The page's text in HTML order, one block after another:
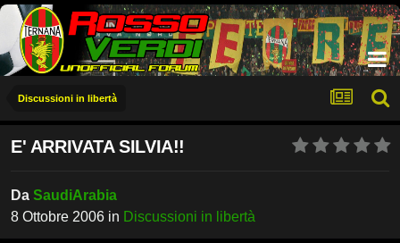
Discussioni in libertà
E' ARRIVATA SILVIA!!
Da SaudiArabia
8 Ottobre 2006 in Discussioni in libertà